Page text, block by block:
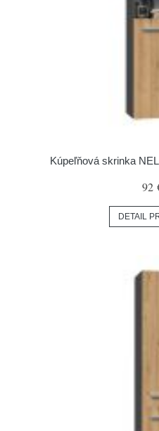
Kúpeľňová skrinka
92
DETAIL